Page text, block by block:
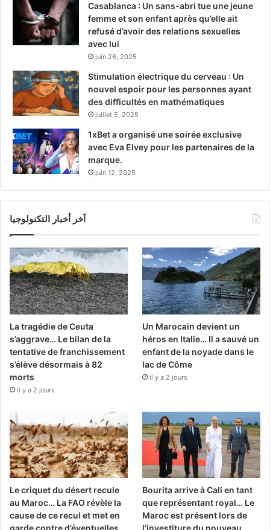
Casablanca : Un sans-abri tue une jeune
femme et son enfant après qu’elle ait
refusé d’avoir des relations sexuelles
avec lui
juin 26, 2025
Stimulation électrique du cerveau : Un
nouvel espoir pour les personnes ayant
des difficultés en mathématiques
juillet 5, 2025
1xBet a organisé une soirée exclusive
avec Eva Elvey pour les partenaires de la
marque.
juin 12, 2025
آخر أخبار التكنولوجيا
La tragédie de Ceuta
s’aggrave… Le bilan de la
tentative de franchissement
s’élève désormais à 82
morts
il y a 2 jours
Un Marocain devient un
héros en Italie… Il a sauvé un
enfant de la noyade dans le
lac de Côme
il y a 2 jours
Le criquet du désert recule
au Maroc… La FAO révèle la
cause de ce recul et met en
garde contre d’éventuelles
Bourita arrive à Cali en tant
que représentant royal… Le
Maroc est présent lors de
l’investiture du nouveau